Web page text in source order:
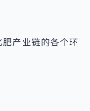
产业链的各个环